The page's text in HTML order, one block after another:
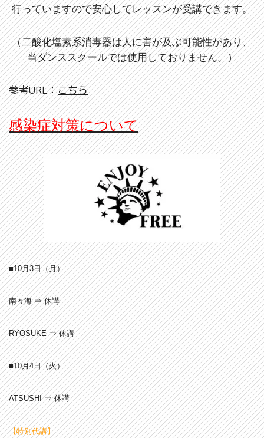
行っていますので安心してレッスンが受講できます。
（二酸化塩素系消毒器は人に害が及ぶ可能性があり、
当ダンススクールでは使用しておりません。）
参考URL：こちら
感染症対策について
■10月3日（月）
南々海 ⇒ 休講
RYOSUKE ⇒ 休講
■10月4日（火）
ATSUSHI ⇒ 休講
【特別代講】